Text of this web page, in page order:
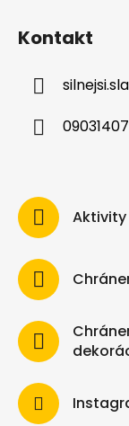
Kontakt
Aktivity